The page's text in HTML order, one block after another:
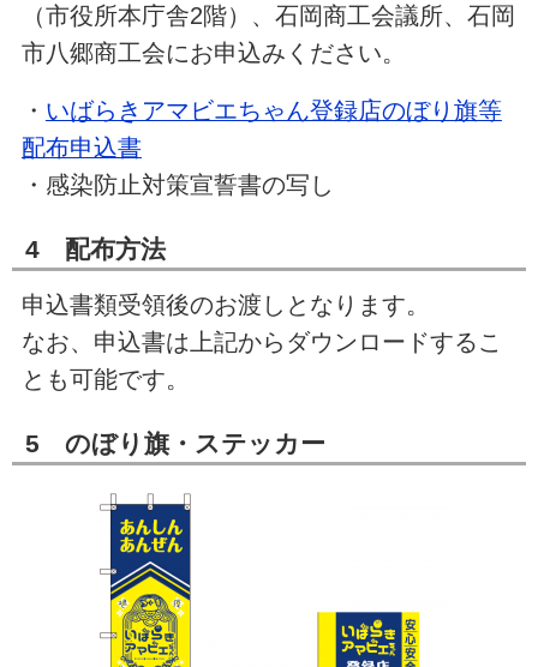
（市役所本庁舎2階）、石岡商工会議所、石岡
市八郷商工会にお申込みください。
・ いばらきアマビエちゃん登録店のぼり旗等
配布申込書
・感染防止対策宣誓書の写し
4 配布方法
申込書類受領後のお渡しとなります。
なお、申込書は上記からダウンロードするこ
とも可能です。
5 のぼり旗・ステッカー